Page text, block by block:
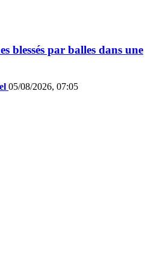
blessés par balles dans une
05/08/2026, 07:05